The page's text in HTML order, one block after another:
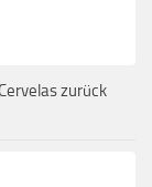
zurück